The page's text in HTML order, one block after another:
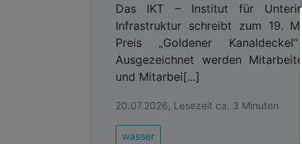
Das IKT – Institut für
Infrastruktur schreibt zum 19.
Preis „Goldener
Ausgezeichnet werden
und Mitarbei[...]
20.07.2026, Lesezeit ca. 3 Minuten
wasser